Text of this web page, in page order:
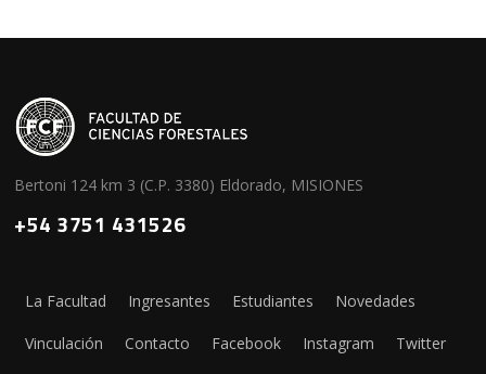
Bertoni 124 km 3 (C.P. 3380) Eldorado, MISIONES
+54 3751 431526
La Facultad Ingresantes Estudiantes Novedades
Vinculación Contacto Facebook Instagram Twitter